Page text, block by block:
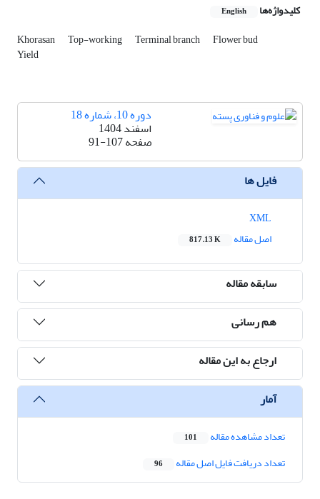
کلیدواژه‌ها English
Khorasan Top-working Terminal branch Flower bud
Yield
دوره 10، شماره 18
اسفند 1404
صفحه91-107
فایل ها
اصل مقاله
817.13 K
سابقه مقاله
هم رسانی
ارجاع به این مقاله
آمار
تعداد مشاهده مقاله 101
تعداد دریافت فایل اصل مقاله 96